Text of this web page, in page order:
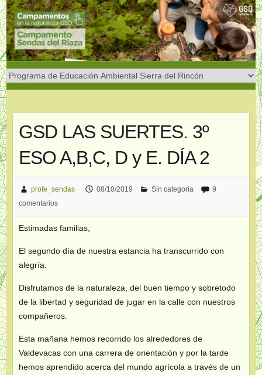
Saltar
al
contenido
GSD LAS SUERTES. 3º
ESO A,B,C, D y E. DÍA 2
profe_sendas 08/10/2019 Sin categoria
9
comentarios
Estimadas familias,
El segundo día de nuestra estancia ha transcurrido con
alegría.
Disfrutamos de la naturaleza, del buen tiempo y sobretodo
de la libertad y seguridad de jugar en la calle con nuestros
compañeros.
Esta mañana hemos recorrido los alrededores de
Valdevacas con una carrera de orientación y por la tarde
hemos aprendido acerca del mundo agrícola a través de un